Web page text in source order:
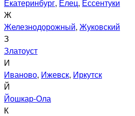
Екатеринбург, Елец, Ессентуки
Ж
Железнодорожный, Жуковский
З
Златоуст
И
Иваново, Ижевск, Иркутск
Й
Йошкар-Ола
К